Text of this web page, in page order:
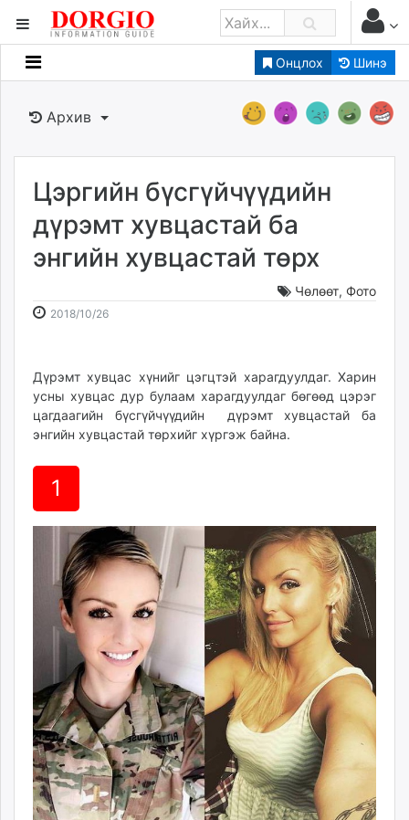
Онцлох Шинэ
Мэдээллийн
Банк санхүү
Бизнес ААН
Төрийн
Нийслэлийн
dorgio.mn
caak.mn
Baabar.mn
tovch.mn
ikon.mn
Livetv.mn
24tsag.mn
shuud.mn
eagle.mn
ergelt.mn
zarig.mn
today.mn
mminfo.mn
ugluu.mn
urlag.mn
unen.mn
asu.mn
shudarga.mn
shuurhai.mn
Архив
Цэргийн бүсгүйчүүдийн
дүрэмт хувцастай ба
энгийн хувцастай төрх
Чөлөөт, Фото
2018/10/262018-
13:11:10
2026-
22:52:51
Дүрэмт хувцас хүнийг цэгцтэй харагдуулдаг. Харин
усны хувцас дур булаам харагдуулдаг бөгөөд цэрэг
цагдаагийн бүсгүйчүүдийн дүрэмт хувцастай ба
энгийн хувцастай төрхийг хүргэж байна.
1